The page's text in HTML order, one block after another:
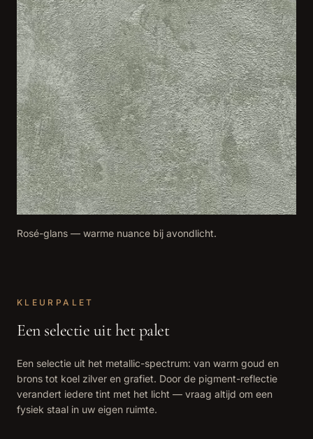
Rosé-glans — warme nuance bij avondlicht.
KLEURPALET
Een selectie uit het palet
Een selectie uit het metallic-spectrum: van warm goud en
brons tot koel zilver en grafiet. Door de pigment-reflectie
verandert iedere tint met het licht — vraag altijd om een
fysiek staal in uw eigen ruimte.